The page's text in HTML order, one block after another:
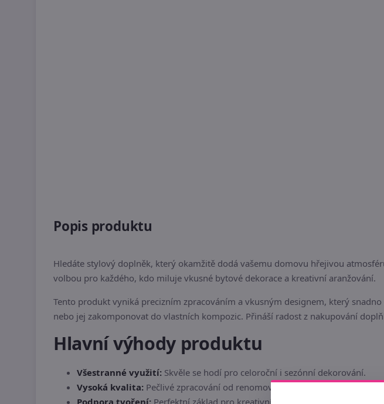
Popis produktu
Hledáte stylový doplněk, který okamžitě dodá vašemu domovu hřejivou
volbou pro každého, kdo miluje vkusné bytové dekorace a kreativní aranžování.
Tento produkt vyniká precizním zpracováním a vkusným designem, který
nebo jej zakomponovat do vlastních kompozic. Přináší radost z nakupování
Hlavní výhody produktu
Všestranné využití: Skvěle se hodí pro celoroční i sezónní dekorování.
Vysoká kvalita: Pečlivé zpracování od renomovaného dodavatele Morex.
Podpora tvoření: Perfektní základ pro kreativní nápady a floristické